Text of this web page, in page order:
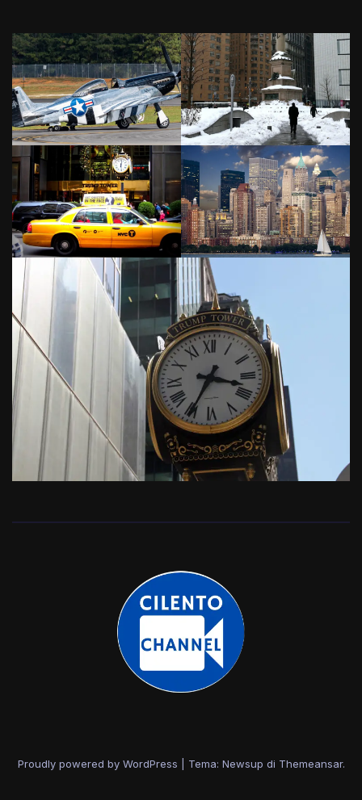
Proudly powered by WordPress Tema: Newsup di Themeansar.